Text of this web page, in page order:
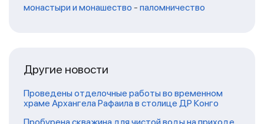
монастыри и монашество - паломничество
Другие новости
Проведены отделочные работы во временном
храме Архангела Рафаила в столице ДР Конго